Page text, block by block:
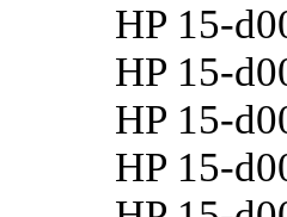
HP 15-
HP 15-
HP 15-
HP 15-